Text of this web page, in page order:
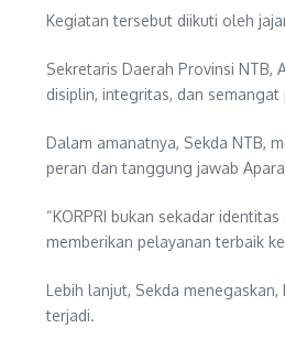
Kegiatan tersebut diikuti oleh
Sekretaris Daerah Provinsi
disiplin, integritas, dan
Dalam amanatnya, Sekda NTB,
peran dan tanggung jawab
“KORPRI bukan sekadar
memberikan pelayanan terbaik
Lebih lanjut, Sekda
terjadi.